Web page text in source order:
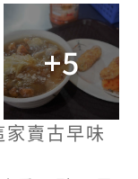
+5
賣古早味